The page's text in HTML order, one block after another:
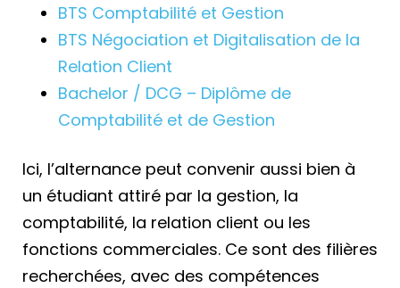
BTS Comptabilité et Gestion
BTS Négociation et Digitalisation de la
Relation Client
Bachelor / DCG – Diplôme de
Comptabilité et de Gestion
Ici, l’alternance peut convenir aussi bien à
un étudiant attiré par la gestion, la
comptabilité, la relation client ou les
fonctions commerciales. Ce sont des filières
recherchées, avec des compétences